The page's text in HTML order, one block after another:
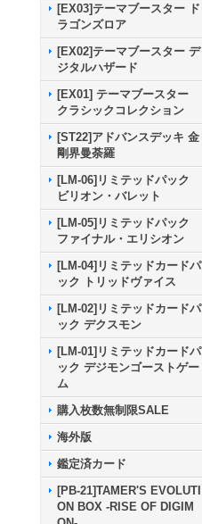
[EX03]テーマブースター ド
ラゴンズロア
[EX02]テーマブースター デ
ジタルハザード
[EX01] テーマブースター
クラシックコレクション
[ST22]アドバンスデッキ 金
剛界曼荼羅
[LM-06]リミテッドパック
ビリオン・バレット
[LM-05]リミテッドパック
ファイナル・エリシオン
[LM-04]リミテッドカードパ
ック トリッドヴァイス
[LM-02]リミテッドカードパ
ック デクスモン
[LM-01]リミテッドカードパ
ック デジモンゴーストゲー
ム
購入枚数無制限SALE
海外版
鑑定済カード
[PB-21]TAMER'S EVOLUTI
ON BOX -RISE OF DIGIM